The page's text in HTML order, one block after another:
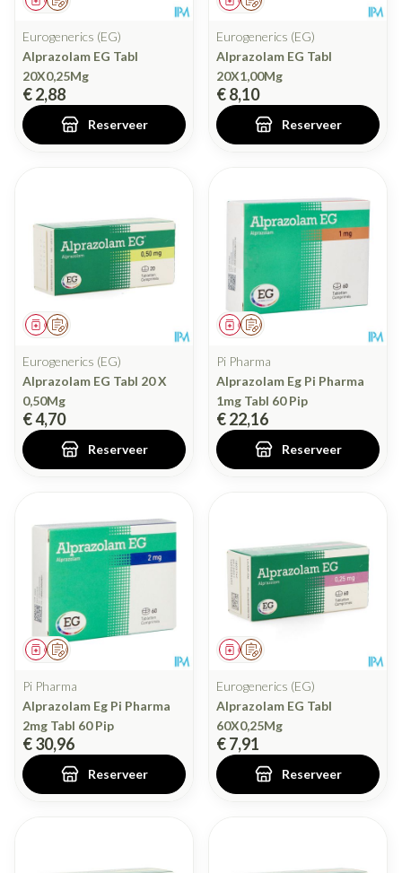
Eurogenerics (EG)
Alprazolam EG Tabl
20X0,25Mg
€ 2,88
Reserveer
Eurogenerics (EG)
Alprazolam EG Tabl
20X1,00Mg
€ 8,10
Reserveer
Op voorschrift
Geneesmiddel
Eurogenerics (EG)
Alprazolam EG Tabl 20 X
0,50Mg
€ 4,70
Reserveer
Op voorschrift
Geneesmiddel
Pi Pharma
Alprazolam Eg Pi Pharma
1mg Tabl 60 Pip
€ 22,16
Reserveer
Op voorschrift
Geneesmiddel
Pi Pharma
Alprazolam Eg Pi Pharma
2mg Tabl 60 Pip
€ 30,96
Reserveer
Op voorschrift
Geneesmiddel
Eurogenerics (EG)
Alprazolam EG Tabl
60X0,25Mg
€ 7,91
Reserveer